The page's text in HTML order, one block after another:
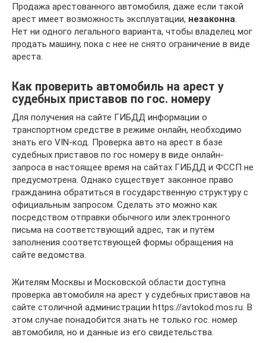
Продажа арестованного автомобиля, даже если такой
арест имеет возможность эксплуатации, незаконна
Нет ни одного легального варианта, чтобы владелец мог
продать машину, пока с нее не снято ограничение в виде
ареста.
Как проверить автомобиль на арест у
судебных приставов по гос. номеру
Для получения на сайте ГИБДД информации о
транспортном средстве в режиме онлайн, необходимо
знать его VIN-код. Проверка авто на арест в базе
судебных приставов по гос номеру в виде онлайн-
запроса в настоящее время на сайтах ГИБДД и ФССП не
предусмотрена. Однако существует законное право
гражданина обратиться в государственную структуру с
официальным запросом. Сделать это можно как
посредством отправки обычного или электронного
письма на соответствующий адрес, так и путём
заполнения соответствующей формы обращения на
сайте ведомства.
Жителям Москвы и Московской области доступна
проверка автомобиля на арест у судебных приставов на
сайте столичной администрации https://avtokod.mos.ru. В
этом случае понадобится знать не только гос. номер
автомобиля, но и данные из его свидетельства.